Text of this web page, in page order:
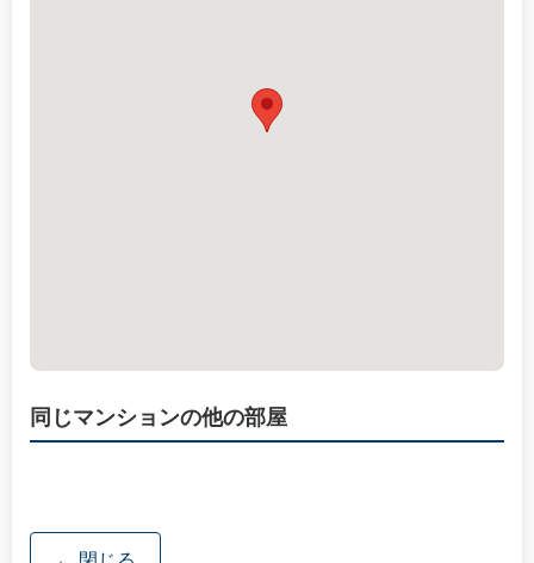
同じマンションの他の部屋